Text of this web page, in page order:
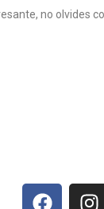
no olvides